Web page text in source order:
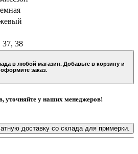
37, 38
Добавьте в корзину и
оформите заказ.
уточняйте у наших менеджеров!
доставку со склада для примерки.